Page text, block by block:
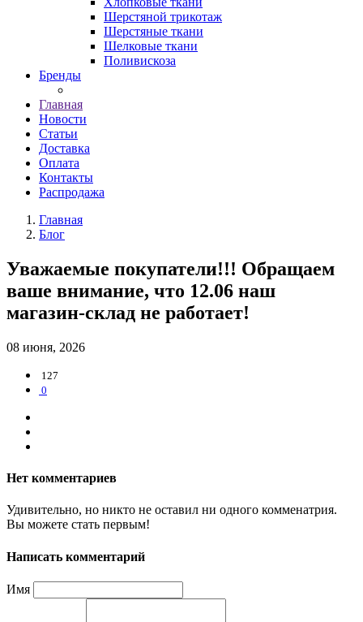
Шерстяной трикотаж
Шерстяные ткани
Шелковые ткани
Поливискоза
Бренды
Главная
Новости
Статьи
Доставка
Оплата
Контакты
Распродажа
Главная
Блог
Уважаемые покупатели!!! Обращаем
ваше внимание, что 12.06 наш
магазин-склад не работает!
08 июня, 2026
127
0
Нет комментариев
Удивительно, но никто не оставил ни одного комменатрия.
Вы можете стать первым!
Написать комментарий
Имя